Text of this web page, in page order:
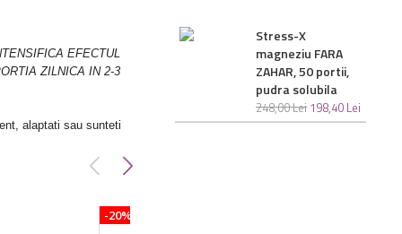
EFECTUL
ZILNICA IN 2-3
alaptati sau sunteti
-20%
Stress-X
magneziu FARA
ZAHAR, 50 portii,
pudra solubila
248,00Lei 198,40 Lei